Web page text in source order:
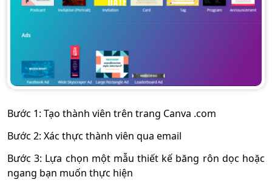
Bước 1: Tạo thành viên trên trang Canva .com
Bước 2: Xác thực thành viên qua email
Bước 3: Lựa chọn một mẫu thiết kế băng rôn dọc hoặc
ngang bạn muốn thực hiện